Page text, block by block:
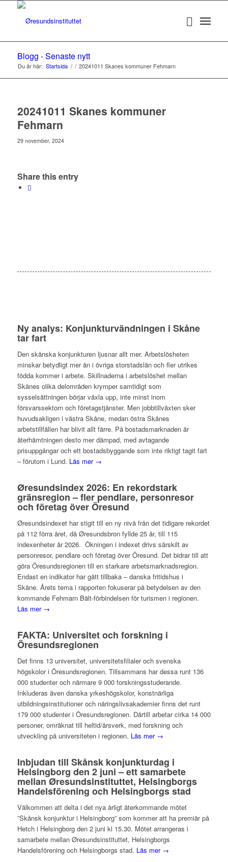
Blogg - Senaste nytt
Du är här: Startsida / / 20241011 Skanes kommuner Fehmarn
20241011 Skanes kommuner
Fehmarn
29 november, 2024
Share this entry
Ny analys: Konjunkturvändningen i Skåne
tar fart
Den skånska konjunkturen ljusnar allt mer. Arbetslösheten
minskar betydligt mer än i övriga storstadslän och fler utrikes
födda kommer i arbete. Skillnaderna i arbetslöshet mellan
Skånes olika delområden krymper samtidigt som
sysselsättningen börjar växla upp, inte minst inom
försvarssektorn och företagstjänster. Men jobbtillväxten sker
huvudsakligen i västra Skåne, medan östra Skånes
arbetstillfällen har blivit allt färre. På bostadsmarknaden är
återhämtningen desto mer dämpad, med avtagande
prisuppgångar och ett bostadsbyggande som inte riktigt tagit fart
– förutom i Lund. Läs mer →
Øresundsindex 2026: En rekordstark
gränsregion – fler pendlare, personresor
och företag över Öresund
Øresundsindexet har stigit till en ny nivå från det tidigare rekordet
på 112 förra året, då Øresundsbron fyllde 25 år, till 115
indexenheter år 2026. Ökningen i indexet drivs särskilt av
personresor, pendlare och företag över Öresund. Det bidrar till att
göra Öresundsregionen till en starkare arbetsmarknadsregion.
Endast en indikator har gått tillbaka – danska fritidshus i
Skåne. Årets tema i rapporten fokuserar på betydelsen av den
kommande Fehmarn Bält-förbindelsen för turismen i regionen.
Läs mer →
FAKTA: Universitet och forskning i
Öresundsregionen
Det finns 13 universitet, universitetsfilialer och svenska
högskolor i Öresundsregionen. Tillsammans har dessa runt 136
000 studenter och närmare 9 000 forskningsstuderande.
Inkluderas även danska yrkeshögskolor, konstnärliga
utbildningsinstitutioner och näringslivsakademier finns det runt
179 000 studenter i Öresundsregionen. Därtill arbetar cirka 14 000
personer, omräknat till heltid/årsverk, med forskning och
utveckling på universiteten i regionen. Läs mer →
Inbjudan till Skånsk konjunkturdag i
Helsingborg den 2 juni – ett samarbete
mellan Øresundsinstituttet, Helsingborgs
Handelsförening och Helsingborgs stad
Välkommen att delta i det nya årligt återkommande mötet
”Skånsk konjunktur i Helsingborg” som kommer att ha premiär på
Hetch i Helsingborg den 2 juni kl 15.30. Mötet arrangeras i
samarbete mellan Øresundsinstituttet, Helsingborgs
Handelsförening och Helsingborgs stad. Läs mer →